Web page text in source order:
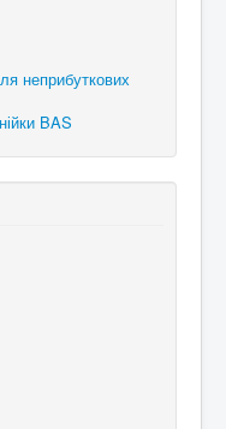
неприбуткових
BAS